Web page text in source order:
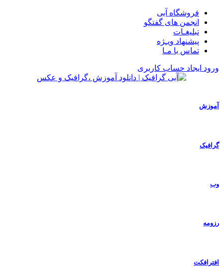
فروشگاه آبی
انجمن های گفتگو
تبلیغـات
پیشنهاد ویـژه
تماس با مـا
ورود ایجاد حساب کاربری
آموزش
گرافیک
وب
رزومه
افترافکت